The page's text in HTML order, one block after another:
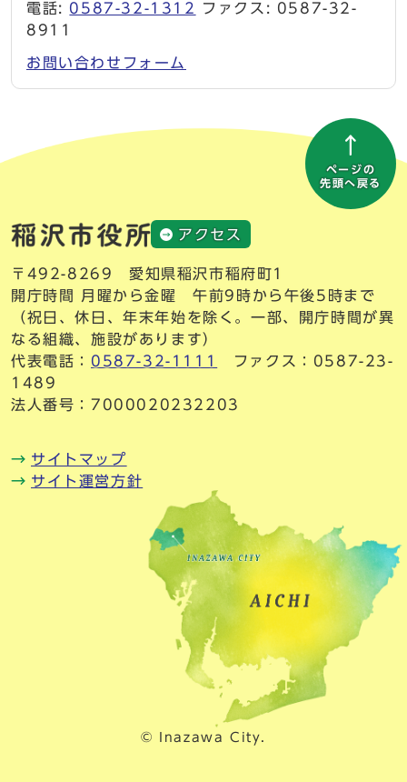
電話: 0587-32-1312
ファクス: 0587-32-
8911
お問い合わせフォーム
ページの
先頭へ戻る
アクセス
〒492-8269 愛知県稲沢市稲府町1
開庁時間 月曜から金曜 午前9時から午後5時まで
（祝日、休日、年末年始を除く。一部、開庁時間が異
なる組織、施設があります）
代表電話： 0587-32-1111
ファクス：0587-23-
1489
法人番号：7000020232203
サイトマップ
サイト運営方針
© Inazawa City.